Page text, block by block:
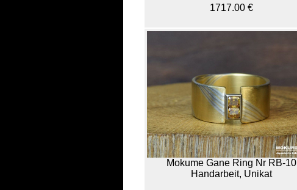
1717.00 €
Mokume Gane Ring Nr RB-10
Handarbeit, Unikat